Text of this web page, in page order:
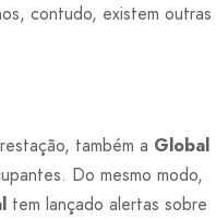
contudo, existem outras
também a Global
Do mesmo modo,
tem lançado alertas sobre